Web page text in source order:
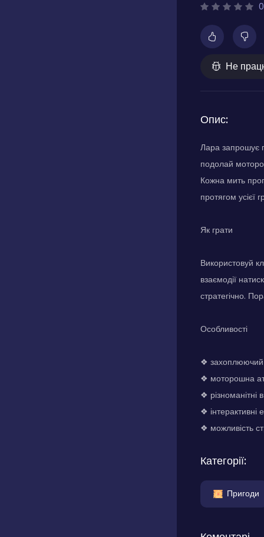
Не
Опис:
Лара запрошує
подолай
Кожна мить
протягом усієї
Як грати
Використовуй
взаємодії
стратегічно.
Особливості
❖ захоплюючий
❖ моторошна
❖ різноманітні
❖ інтерактивні
❖ можливість
Категорії:
Пригоди